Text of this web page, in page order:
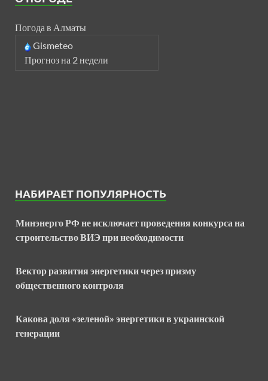
Погода в Алматы
Gismeteo
Прогноз на 2 недели
НАБИРАЕТ ПОПУЛЯРНОСТЬ
Минэнерго РФ не исключает проведения конкурса на
строительство ВИЭ при необходимости
Вектор развития энергетики через призму
общественного контроля
Какова доля «зеленой» энергетики в украинской
генерации